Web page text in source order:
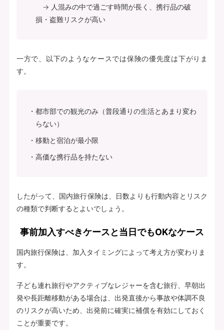
→ 人混みの中で過ごす時間が長く、携行品の破
損・盗難リスクが高い
一方で、以下のようなケースでは保険の優先度は下がりま
す。
都市部での観光のみ（普段通りの生活とあまり変わ
らない）
移動と宿泊が最小限
高価な携行品を持たない
したがって、国内旅行保険は、日数よりも行動内容とリスク
の種類で判断するとよいでしょう。
事前加入すべきケースと当日でもOKなケース
国内旅行保険は、加入タイミングによって考え方が変わりま
す。
子ども連れ旅行やアクティブなレジャーを含む旅行、早朝出
発や長距離移動がある場合は、出発直後から事故や体調不良
のリスクが高いため、出発前に確実に補償を有効にしておく
ことが重要です。